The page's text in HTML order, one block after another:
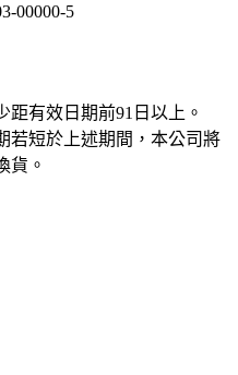
00000-5
距有效日期前91 日以上。
若短於上述期間，本公司將
貨。